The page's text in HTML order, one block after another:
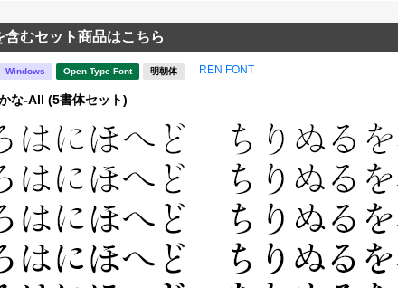
含むセット商品はこちら
Windows Open Type Font 明朝体 REN FONT
な-All (5書体セット)